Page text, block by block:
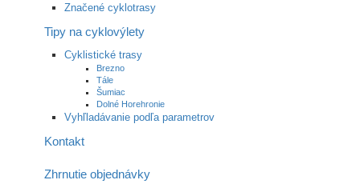
Značené cyklotrasy
Tipy na cyklovýlety
Cyklistické trasy
Brezno
Tále
Šumiac
Dolné Horehronie
Vyhľladávanie podľa parametrov
Kontakt
Zhrnutie objednávky